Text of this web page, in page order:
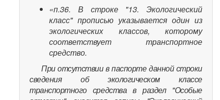
«п.36. В строке "13. Экологический
класс" прописью указывается один из
экологических классов, которому
соответствует транспортное
средство.
При отсутствии в паспорте данной строки
сведения об экологическом классе
транспортного средства в раздел "Особые